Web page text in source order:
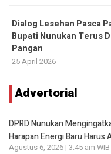
Dialog Lesehan Pasca
Bupati Nunukan Terus
Pangan
25 April 2026
Advertorial
DPRD Nunukan
Harapan Energi Baru Harus
Agustus 6, 2026 | 3:45 am WIB